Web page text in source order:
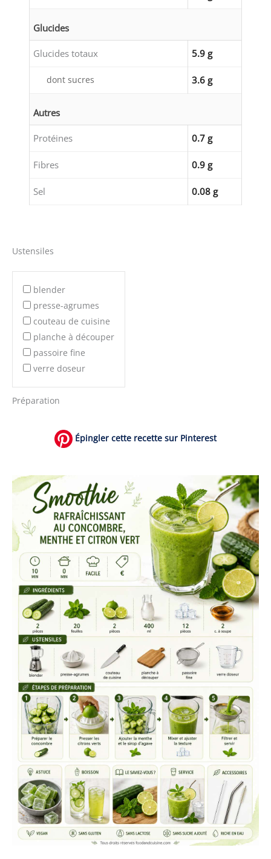
Glucides
Glucides totaux 5.9 g
dont sucres 3.6 g
Autres
Protéines 0.7 g
Fibres 0.9 g
Sel 0.08 g
Ustensiles
blender
presse-agrumes
couteau de cuisine
planche à découper
passoire fine
verre doseur
Préparation
Épingler cette recette sur Pinterest